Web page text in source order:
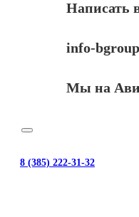
Написать
info-
Мы на
8 (385) 222-31-32